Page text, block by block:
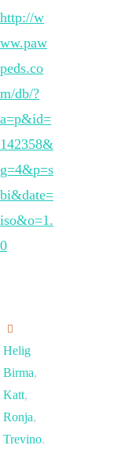
http://w
ww.paw
peds.co
m/db/?
a=p&id=
142358&
g=4&p=s
bi&date=
iso&o=1.
0
Helig
Birma,
Katt,
Ronja,
Trevino.